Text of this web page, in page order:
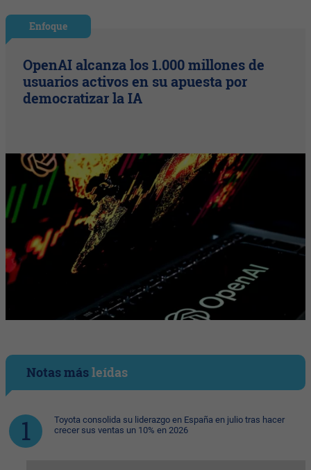
Enfoque
OpenAI alcanza los 1.000 millones de
usuarios activos en su apuesta por
democratizar la IA
Notas másleídas
Toyota consolida su liderazgo en España en julio tras hacer
crecer sus ventas un 10% en 2026